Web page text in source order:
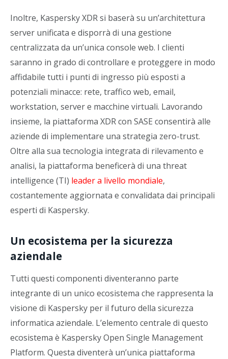
Inoltre, Kaspersky XDR si baserà su un’architettura
server unificata e disporrà di una gestione
centralizzata da un’unica console web. I clienti
saranno in grado di controllare e proteggere in modo
affidabile tutti i punti di ingresso più esposti a
potenziali minacce: rete, traffico web, email,
workstation, server e macchine virtuali. Lavorando
insieme, la piattaforma XDR con SASE consentirà alle
aziende di implementare una strategia zero-trust.
Oltre alla sua tecnologia integrata di rilevamento e
analisi, la piattaforma beneficerà di una threat
intelligence (TI) leader a livello mondiale,
costantemente aggiornata e convalidata dai principali
esperti di Kaspersky.
Un ecosistema per la sicurezza
aziendale
Tutti questi componenti diventeranno parte
integrante di un unico ecosistema che rappresenta la
visione di Kaspersky per il futuro della sicurezza
informatica aziendale. L’elemento centrale di questo
ecosistema è Kaspersky Open Single Management
Platform. Questa diventerà un’unica piattaforma